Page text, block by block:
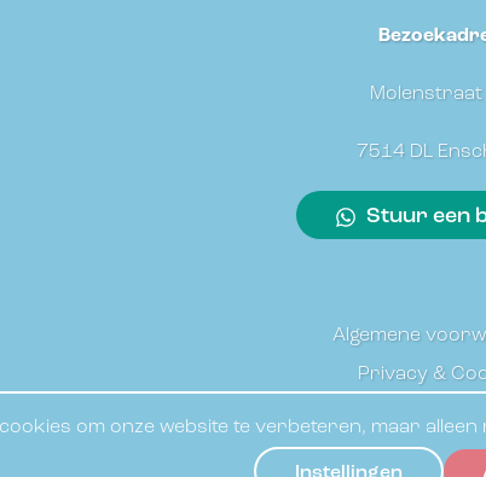
Molenstraat
7514 DL
Stuur een
created byc-
Algemene
Privacy &
om onze website te verbeteren, maar